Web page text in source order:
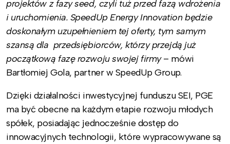
projektów z fazy seed, czyli tuż przed fazą wdrożenia
i uruchomienia. SpeedUp Energy Innovation będzie
doskonałym uzupełnieniem tej oferty, tym samym
szansą dla przedsiębiorców, którzy przejdą już
początkową fazę rozwoju swojej firmy– mówi
Bartłomiej Gola, partner w SpeedUp Group.
Dzięki działalności inwestycyjnej funduszu SEI, PGE
ma być obecne na każdym etapie rozwoju młodych
spółek, posiadając jednocześnie dostęp do
innowacyjnych technologii, które wypracowywane są